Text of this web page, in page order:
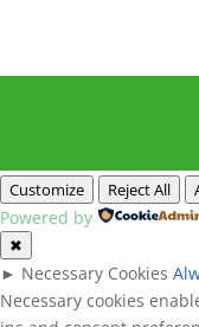
Customize Reject All
Powered by
✖
► Necessary Cookies
Necessary cookies